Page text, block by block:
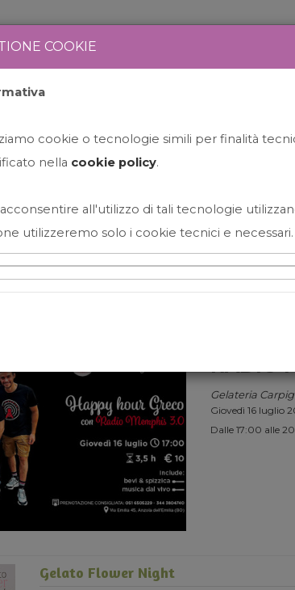
HAPPY
RADIO
Gelateria
Giovedì 16 luglio
Dalle 17:00 alle
Gelato Flower Night
COOKIE
cookie o tecnologie simili per finalità
nella cookie policy.
all'utilizzo di tali tecnologie
utilizzeremo solo i cookie tecnici e necessari.